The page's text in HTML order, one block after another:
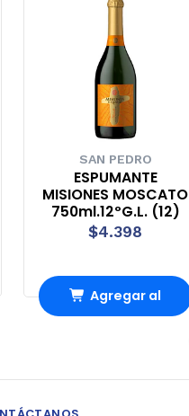
SAN PEDRO
ESPUMANTE
MISIONES MOSCATO
750ml.12ºG.L. (12)
$4.398
Agregar al